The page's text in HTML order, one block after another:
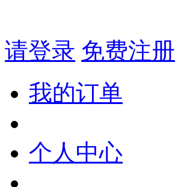
请登录 免费注册
我的订单
个人中心